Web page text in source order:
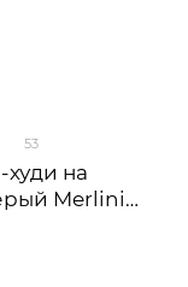
53
на
Merlini
50-52